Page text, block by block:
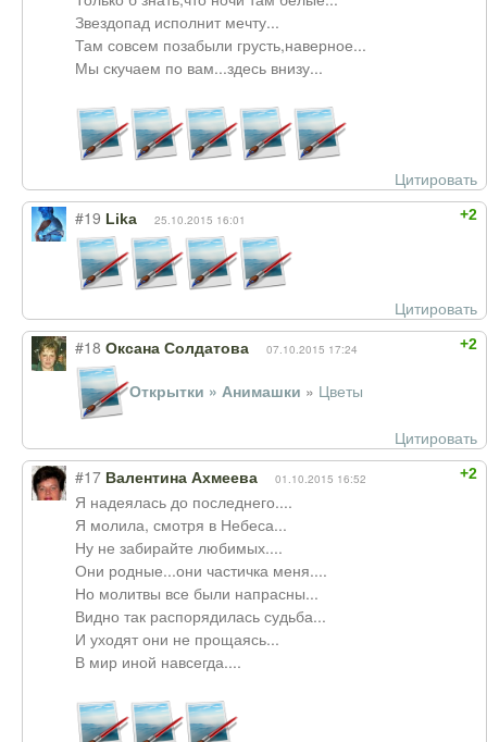
Звездопад исполнит мечту...
Там совсем позабыли грусть,наверное...
Мы скучаем по вам...здесь внизу...
Цитировать
+2
#19 Lika 25.10.2015 16:01
Цитировать
+2
#18 Оксана Солдатова 07.10.2015 17:24
Открытки » Анимашки » Цветы
Цитировать
+2
#17 Валентина Ахмеева 01.10.2015 16:52
Я надеялась до последнего....
Я молила, смотря в Небеса...
Ну не забирайте любимых....
Они родные...они частичка меня....
Но молитвы все были напрасны...
Видно так распорядилась судьба...
И уходят они не прощаясь...
В мир иной навсегда....